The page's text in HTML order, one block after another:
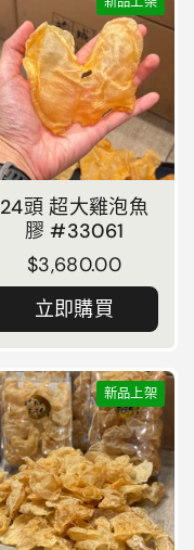
24頭 超大雞泡魚
膠 #33061
正常價格
$3,680.00
立即購買
新品上架